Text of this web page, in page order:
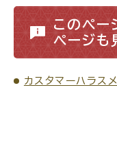
届出・手続・申請
このペー
ページも
カスタマーハラス